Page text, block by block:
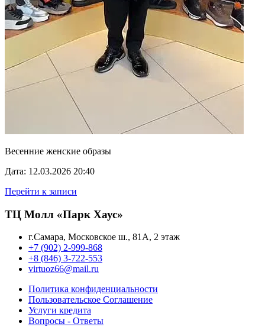
Весенние женские образы
Дата: 12.03.2026 20:40
Перейти к записи
ТЦ Молл «Парк Хаус»
г.Самара, Московское ш., 81А, 2 этаж
+7 (902) 2-999-868
+8 (846) 3-722-553
virtuoz66@mail.ru
Политика конфиденциальности
Пользовательское Cоглашение
Услуги кредита
Вопросы - Ответы